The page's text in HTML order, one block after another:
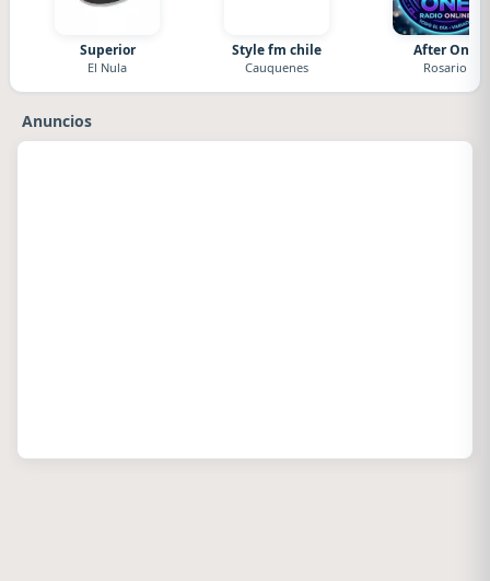
Superior
El Nula
Style fm chile
Cauquenes
After One
Rosario
Anuncios